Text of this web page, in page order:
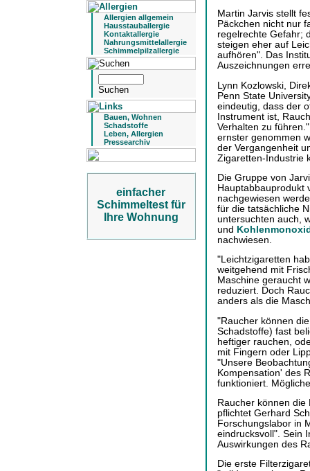
Allergien allgemein
Hausstauballergie
Kontaktallergie
Nahrungsmittelallergie
Schimmelpilzallergie
Bauen, Wohnen
Schadstoffe
Leben, Allergien
Pressearchiv
einfacher
Schimmeltest für
Ihre Wohnung
Martin Jarvis stellt
Päckchen nicht nur
regelrechte Gefahr;
steigen eher auf
aufhören". Das
Auszeichnungen
Lynn Kozlowski,
Penn State
eindeutig, dass der
Instrument ist,
Verhalten zu
ernster genommen
der Vergangenheit
Zigaretten-Industrie
Die Gruppe von
Hauptabbauprodukt
nachgewiesen
für die tatsächliche
untersuchten auch,
und
nachwiesen.
"Leichtzigaretten
weitgehend mit
Maschine geraucht
reduziert. Doch
anders als die
"Raucher können
Schadstoffe) fast
heftiger rauchen,
mit Fingern oder
"Unsere
Kompensation' des
funktioniert.
Raucher können die
pflichtet Gerhard
Forschungslabor in
eindrucksvoll". Sein
Auswirkungen des
Die erste